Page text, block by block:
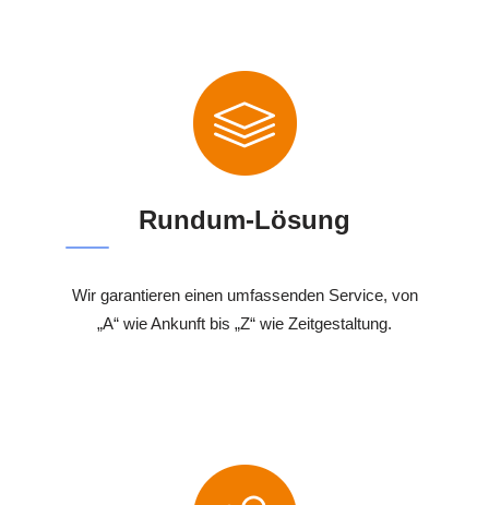
Rundum-Lösung
Wir garantieren einen umfassenden Service, von
„A“ wie Ankunft bis „Z“ wie Zeitgestaltung.